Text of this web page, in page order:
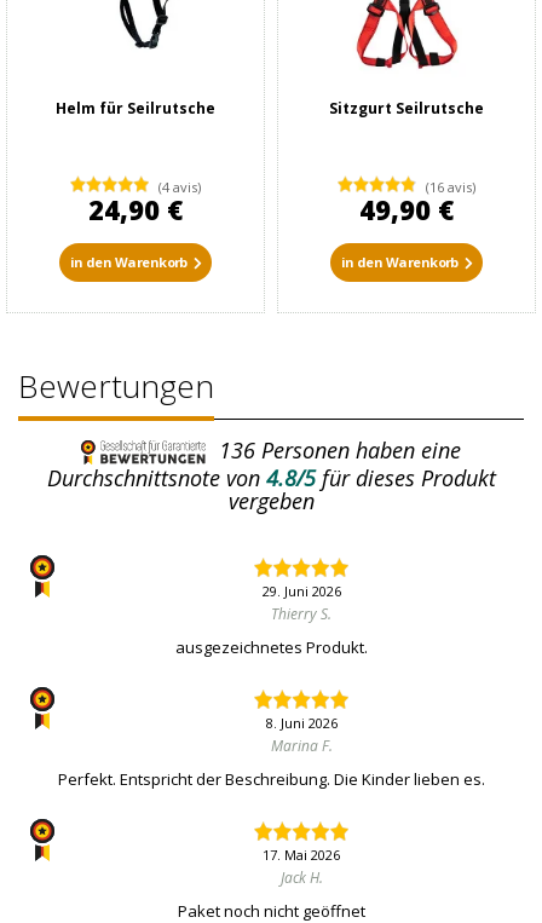
Helm für Seilrutsche
(4 avis)
24,90 €
in den Warenkorb
Sitzgurt Seilrutsche
(16 avis)
49,90 €
in den Warenkorb
Bewertungen
136 Personen haben eine
Durchschnittsnote von4.8/5für dieses Produkt
vergeben
29. Juni 2026
Thierry S.
ausgezeichnetes Produkt.
8. Juni 2026
Marina F.
Perfekt. Entspricht der Beschreibung. Die Kinder lieben es.
17. Mai 2026
Jack H.
Paket noch nicht geöffnet